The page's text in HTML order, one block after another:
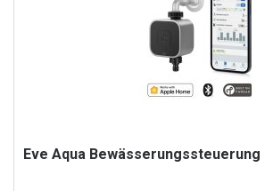
Eve Aqua Bewässerungssteuerung